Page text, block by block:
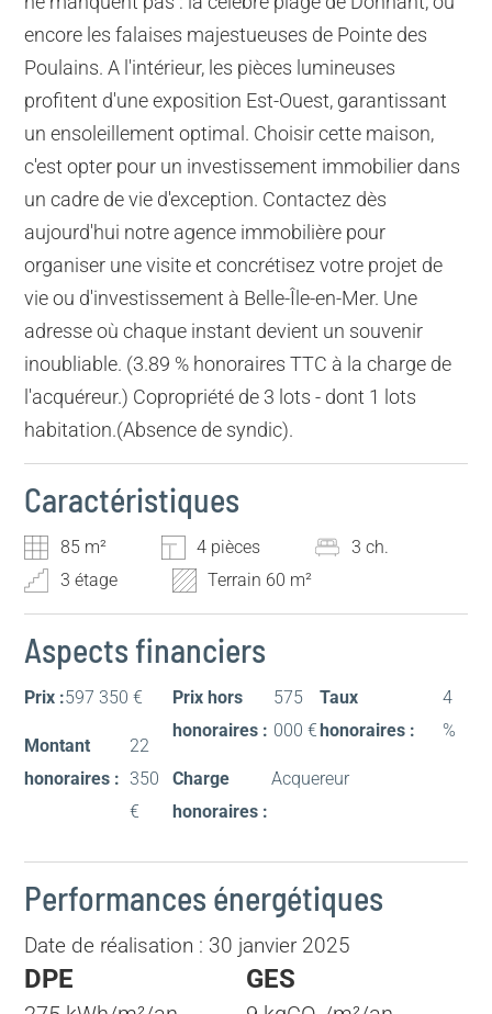
encore les falaises majestueuses de Pointe des
Poulains. A l'intérieur, les pièces lumineuses
profitent d'une exposition Est-Ouest, garantissant
un ensoleillement optimal. Choisir cette maison,
c'est opter pour un investissement immobilier dans
un cadre de vie d'exception. Contactez dès
aujourd'hui notre agence immobilière pour
organiser une visite et concrétisez votre projet de
vie ou d'investissement à Belle-Île-en-Mer. Une
adresse où chaque instant devient un souvenir
inoubliable. (3.89 % honoraires TTC à la charge de
l'acquéreur.) Copropriété de 3 lots - dont 1 lots
habitation.(Absence de syndic).
Caractéristiques
85 m² 4 pièces
3 ch.
3 étage
Terrain 60 m²
Aspects financiers
Prix :597 350 €
Montant
honoraires :
22
350
€
Prix hors
honoraires :
575
000 €
Charge
honoraires :
Acquereur
Taux
honoraires :
4
%
Performances énergétiques
Date de réalisation : 30 janvier 2025
DPE GES